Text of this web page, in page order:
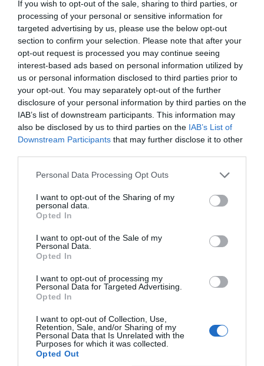
If you wish to opt-out of the sale, sharing to third parties, or
processing of your personal or sensitive information for
targeted advertising by us, please use the below opt-out
section to confirm your selection. Please note that after your
opt-out request is processed you may continue seeing
interest-based ads based on personal information utilized by
us or personal information disclosed to third parties prior to
your opt-out. You may separately opt-out of the further
disclosure of your personal information by third parties on the
IAB’s list of downstream participants. This information may
also be disclosed by us to third parties on the IAB’s List of
Downstream Participants that may further disclose it to other
Personal Data Processing Opt Outs
I want to opt-out of the Sharing of my
personal data.
Opted In
I want to opt-out of the Sale of my
Personal Data.
Opted In
I want to opt-out of processing my
Personal Data for Targeted Advertising.
Opted In
I want to opt-out of Collection, Use,
Retention, Sale, and/or Sharing of my
Personal Data that Is Unrelated with the
Purposes for which it was collected.
Opted Out
Otthon Startból nyaraló? A Tisza-tónál ez is
lehetséges!
ÉPÍTKEZŐ
2026. március 10.
Klímás lakásban laksz? – 5 dolog, amire már a
tavasz első napjain fel kell készülnöd
2026. március 1.
Egy erőd hatástalanítása és új élete –
Bemutatták a Citadella múltját és jövőjét
2026. február 21.
5 kertesház Budapest agglomerációjában 50
millió forint alatt, ahova azonnal
beköltözhetünk